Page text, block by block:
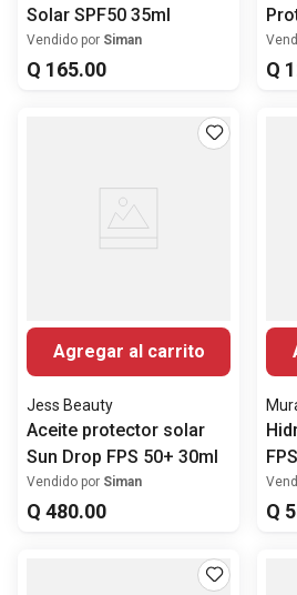
Solar SPF50 35ml
Vendido por Siman
Q 165.00
20g
Q
Agregar al carrito
Jess Beauty
Aceite protector solar
Sun Drop FPS 50+ 30ml
Vendido por Siman
Q 480.00 Q